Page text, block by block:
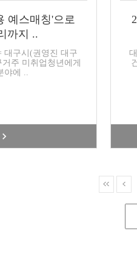
예스매칭'으로
까지 ..
대구시(권영진 대구
주 미취업청년에게
야에 ..